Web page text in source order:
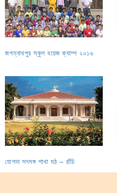
জগন্নাথপুর স্কুল বয়েজ ক্যাম্প ২০১৬
যোগদা সৎসঙ্গ শাখা মঠ – রাঁচি